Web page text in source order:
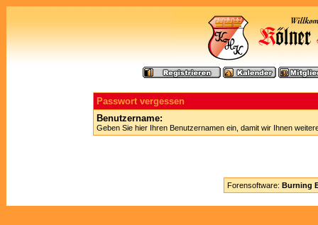
Passwort vergessen
Benutzername:
Geben Sie hier Ihren Benutzernamen ein, damit wir Ihnen
Forensoftware: Burning